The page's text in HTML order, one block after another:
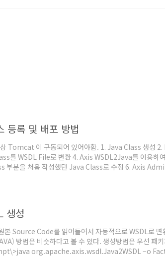
등록 및 배포 방법
Tomcat 이 구동되어 있어야함. 1. Java Class 생성
를 WSDL File로 변환 4. Axis WSDL2Java를 이용하
부분을 처음 작성했던 Java Class로 수정 6. Axis
생성
본 Source Code를 읽어들여서 자동적으로 WSDL로 변
방법은 비슷하다고 볼 수 있다. 생성방법은 우선 패
org.apache.axis.wsdl.Java2WSDL –o